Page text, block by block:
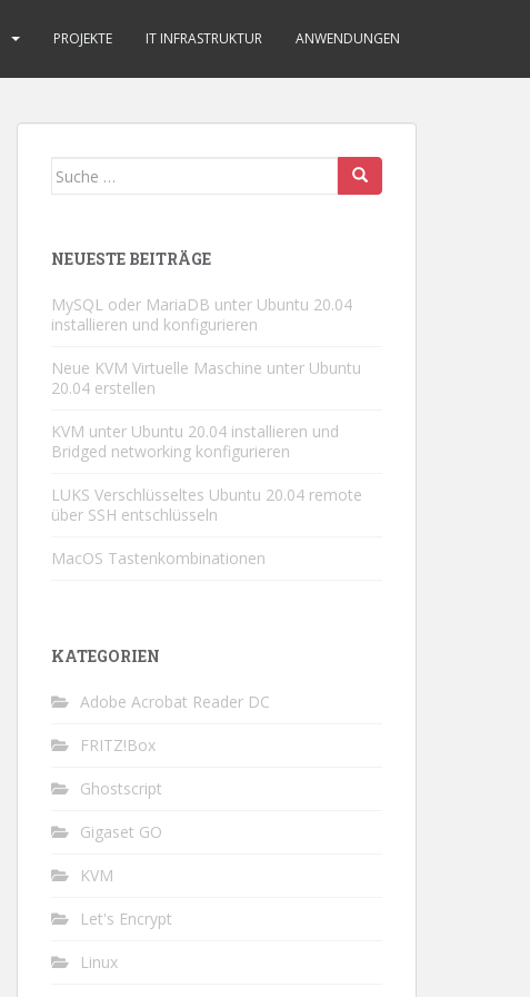
PROJEKTE IT INFRASTRUKTUR ANWENDUNGEN
Suche
NEUESTE BEITRÄGE
MySQL oder MariaDB unter Ubuntu 20.04
installieren und konfigurieren
Neue KVM Virtuelle Maschine unter Ubuntu
20.04 erstellen
KVM unter Ubuntu 20.04 installieren und
Bridged networking konfigurieren
LUKS Verschlüsseltes Ubuntu 20.04 remote
über SSH entschlüsseln
MacOS Tastenkombinationen
KATEGORIEN
Adobe Acrobat Reader DC
FRITZ!Box
Ghostscript
Gigaset GO
KVM
Let's Encrypt
Linux